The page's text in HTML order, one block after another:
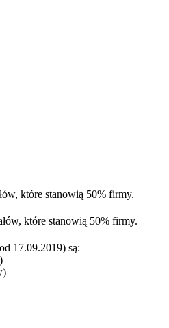
które stanowią 50% firmy.
które stanowią 50% firmy.
17.09.2019) są: